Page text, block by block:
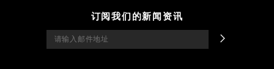
订阅我们的新闻资讯